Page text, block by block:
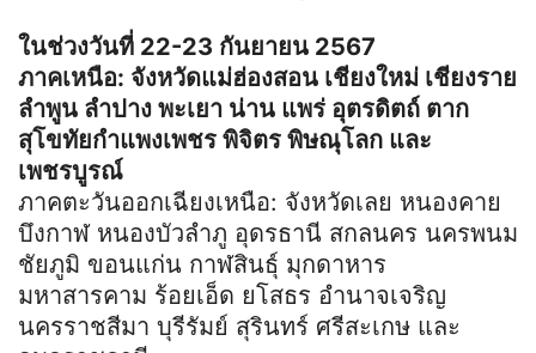
ในช่วงวันที่ 22-23 กันยายน 2567
ภาคเหนือ: จังหวัดแม่ฮ่องสอน เชียงใหม่ เชียงราย
ลำพูน ลำปาง พะเยา น่าน แพร่ อุตรดิตถ์ ตาก
สุโขทัยกำแพงเพชร พิจิตร พิษณุโลก และ
เพชรบูรณ์
ภาคตะวันออกเฉียงเหนือ: จังหวัดเลย หนองคาย
บึงกาฬ หนองบัวลำภู อุดรธานี สกลนคร นครพนม
ชัยภูมิ ขอนแก่น กาฬสินธุ์ มุกดาหาร
มหาสารคาม ร้อยเอ็ด ยโสธร อำนาจเจริญ
นครราชสีมา บุรีรัมย์ สุรินทร์ ศรีสะเกษ และ